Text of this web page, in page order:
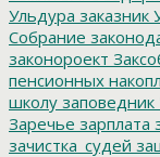
Ульдура заказник
Собрание
законороект
пенсионных
школу заповедник
Заречье зарплата
зачистка_судей